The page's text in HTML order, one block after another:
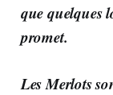
que quelques
promet.
Les Merlots